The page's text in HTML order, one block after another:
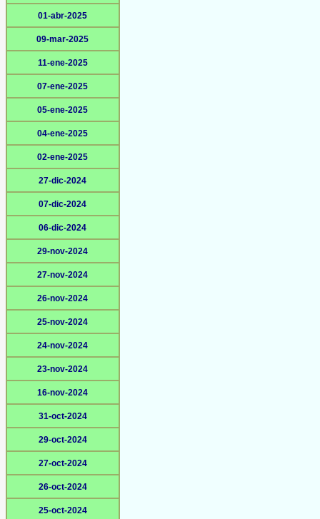
01-abr-2025
09-mar-2025
11-ene-2025
07-ene-2025
05-ene-2025
04-ene-2025
02-ene-2025
27-dic-2024
07-dic-2024
06-dic-2024
29-nov-2024
27-nov-2024
26-nov-2024
25-nov-2024
24-nov-2024
23-nov-2024
16-nov-2024
31-oct-2024
29-oct-2024
27-oct-2024
26-oct-2024
25-oct-2024